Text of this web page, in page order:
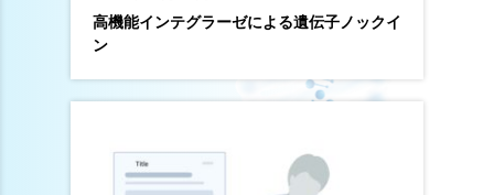
高機能インテグラーゼによる遺伝子ノックイ
ン